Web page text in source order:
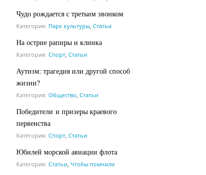
Чудо рождается с третьим звонком
Категория: Парк культуры Статьи
На острие рапиры и клинка
Категория: Спорт Статьи
Аутизм: трагедия или другой способ
жизни?
Категория: Общество Статьи
Победители и призеры краевого
первенства
Категория: Спорт Статьи
Юбилей морской авиации флота
Категория: Статьи Чтобы помнили